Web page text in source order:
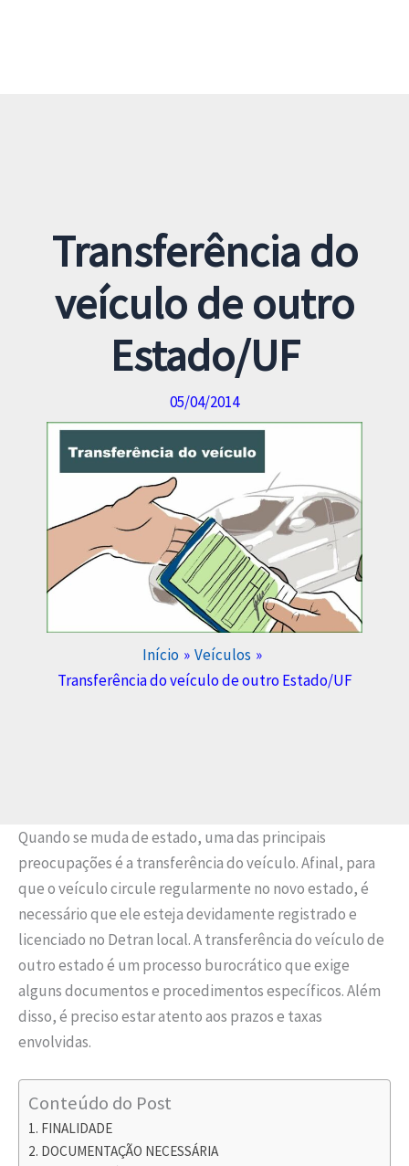
Transferência do
veículo de outro
Estado/UF
05/04/2014
Início
Veículos
Transferência do veículo de outro Estado/UF
Quando se muda de estado, uma das principais
preocupações é a transferência do veículo. Afinal, para
que o veículo circule regularmente no novo estado, é
necessário que ele esteja devidamente registrado e
licenciado no Detran local. A transferência do veículo de
outro estado é um processo burocrático que exige
alguns documentos e procedimentos específicos. Além
disso, é preciso estar atento aos prazos e taxas
envolvidas.
Conteúdo do Post
FINALIDADE
DOCUMENTAÇÃO NECESSÁRIA